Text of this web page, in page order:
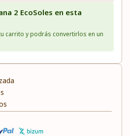
2 EcoSoles en esta
carrito y podrás convertirlos en un